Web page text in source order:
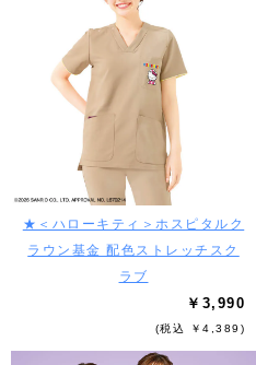
★＜ハローキティ＞ホスピタルク
ラウン基金 配色ストレッチスク
ラブ
￥3,990
(税込 ￥4,389)